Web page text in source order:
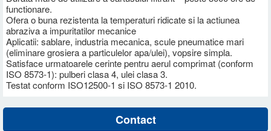
functionare.
Ofera o buna rezistenta la temperaturi ridicate si la actiunea
abraziva a impuritatilor mecanice
Aplicatii: sablare, industria mecanica, scule pneumatice mari
(eliminare grosiera a particulelor apa/ulei), vopsire simpla.
Satisface urmatoarele cerinte pentru aerul comprimat (conform
ISO 8573-1): pulberi clasa 4, ulei clasa 3.
Testat conform ISO12500-1 si ISO 8573-1 2010.
Contact